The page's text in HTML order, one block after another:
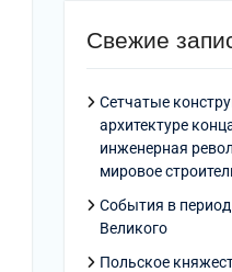
Свежие
Сетчатые
архитектуре
инженерная
мировое
События в
Великого
Польское